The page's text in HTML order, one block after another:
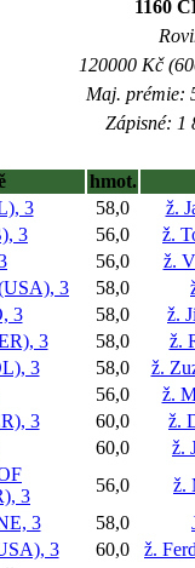
1160
120000 Kč
Maj. prémie:
Zápisné: 1
hmot.
3 58,0
ž.
3 56,0
ž.
56,0
ž.
3 58,0
3 58,0
ž.
3 58,0
ž.
3 58,0
ž.
56,0
ž.
3 60,0
ž.
60,0
ž.
3
56,0
ž.
3 58,0
3 60,0
ž.